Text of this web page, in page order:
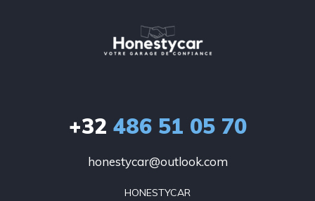
+32 486 51 05 70
honestycar@outlook.com
HONESTYCAR